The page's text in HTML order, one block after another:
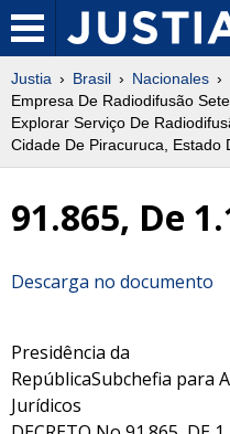
Justia Brasil Nacionales
Empresa De Radiodifusão
Explorar Serviço De
Cidade De Piracuruca, Estado
91.865, De
Descarga no documento
Presidência da
RepúblicaSubchefia para
Jurídicos